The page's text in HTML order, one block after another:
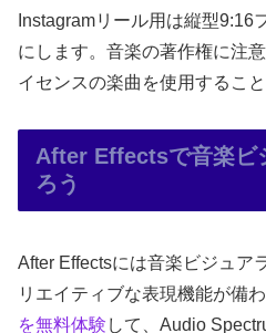
Instagramリール用は縦型9:16
にします。音楽の著作権に注
イセンスの楽曲を使用すること
After Effectsで音楽ビ
ろう
After Effectsには音楽ビジュア
リエイティブな表現機能が備わ
を無料体験 して、Audio